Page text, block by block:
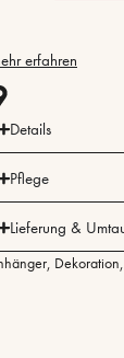
erfahren
Details
Pflege
Lieferung &
, Dekoration,